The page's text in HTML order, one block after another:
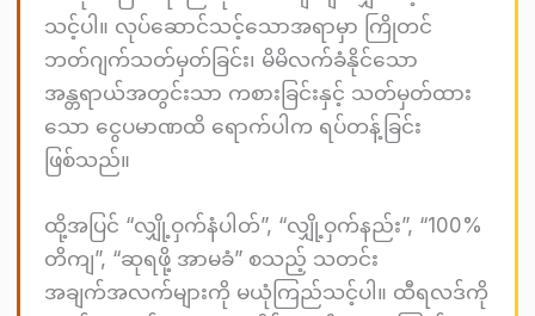
သင့်ပါ။ လုပ်ဆောင်သင့်သောအရာမှာ ကြိုတင်
ဘတ်ဂျက်သတ်မှတ်ခြင်း၊ မိမိလက်ခံနိုင်သော
အန္တရာယ်အတွင်းသာ ကစားခြင်းနှင့် သတ်မှတ်ထား
သော ငွေပမာဏထိ ရောက်ပါက ရပ်တန့်ခြင်း
ဖြစ်သည်။
ထို့အပြင် “လျှို့ဝှက်နံပါတ်”, “လျှို့ဝှက်နည်း”, “100%
တိကျ”, “ဆုရဖို့ အာမခံ” စသည့် သတင်း
အချက်အလက်များကို မယုံကြည်သင့်ပါ။ ထီရလဒ်ကို